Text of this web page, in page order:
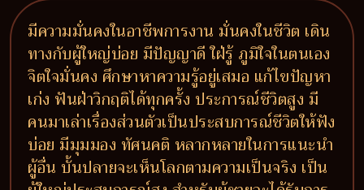
มีความมั่นคงในอาชีพการงาน มั่นคงในชีวิต เดิน
ทางกับผู้ใหญ่บ่อย มีปัญญาดี ใฝ่รู้ ภูมิใจในตนเอง
จิตใจมั่นคง ศึกษาหาความรู้อยู่เสมอ แก้ไขปัญหา
เก่ง ฟันฝ่าวิกฤติได้ทุกครั้ง ประการณ์ชีวิตสูง มี
คนมาเล่าเรื่องส่วนตัวเป็นประสบการณ์ชีวิตให้ฟัง
บ่อย มีมุมมอง ทัศนคติ หลากหลายในการแนะนำ
ผู้อื่น บั้นปลายจะเห็นโลกตามความเป็นจริง เป็น